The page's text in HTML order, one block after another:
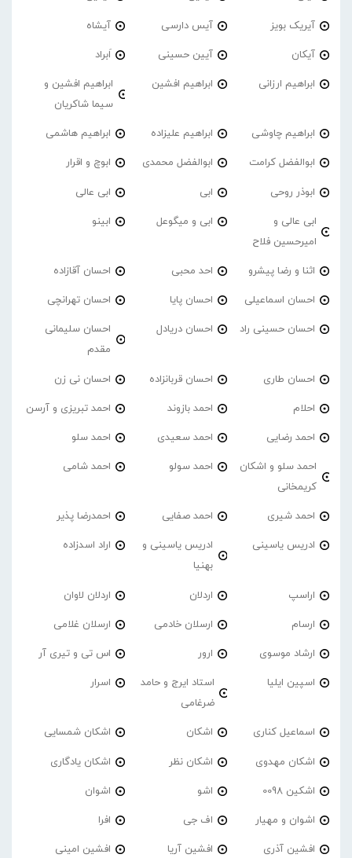
آیریک بویز آیس دارسی آیشاه
آیکان آیین حسینی اَبراد
ابراهیم ارزانی ابراهیم افشین
ابراهیم افشین و
سیما شاکریان
ابراهیم چاوشی ابراهیم علیزاده ابراهیم هاشمی
ابوالفضل کرامت ابوالفضل محمدی ابوچ و اقرار
ابوذر روحی ابی ابی عالی
ابی عالی و
امیرحسین فلاح
ابی و میگوعل ابینو
اثنا و رضا پیشرو احد محبی احسان آقازاده
احسان اسماعیلی احسان پایا احسان تهرانچی
احسان حسینی راد احسان دریادل
احسان سلیمانی
مقدم
احسان طاری احسان قربانزاده احسان نی زن
احلام احمد بازوند احمد تبریزی و آرسن
احمد‌ رضایی احمد سعیدی احمد سلو
احمد سلو و اشکان
کریمخانی
احمد سولو احمد شامی
احمد شیری احمد صفایی احمدرضا پذیر
ادریس یاسینی
ادریس یاسینی و
بهنیا
اراد اسدزاده
اراسپ اردلان اردلان لاوان
ارسام ارسلان خادمی ارسلان غلامی
ارشاد موسوی ارور اس تی و تیری آر
اسپین ایلیا
استاد ایرج و حامد
ضرغامی
اسرار
اسماعیل کناری اشکان اشکان شمسایی
اشکان مهدوی اشکان نظر اشکان یادگاری
اشکین 0098 اشو اشوان
اشوان و مهیار اف جی افرا
افشین آذری افشین آریا افشین امینی